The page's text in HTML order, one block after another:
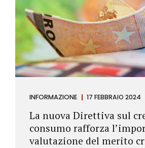
INFORMAZIONE 17 FEBBRAIO 2024
La nuova Direttiva sul
consumo rafforza
valutazione del merito